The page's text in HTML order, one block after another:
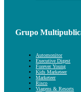
Grupo
Automonitor
Executive Digest
Forever Young
Kids Marketeer
Marketeer
Risco
Viagens & Resorts